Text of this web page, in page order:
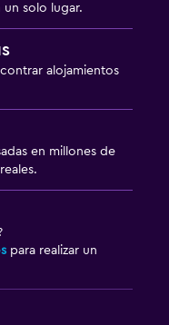
un solo lugar.
alojamientos
en millones de
para realizar un